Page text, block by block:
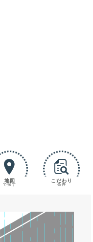
地図
で探す
こだわり
条件